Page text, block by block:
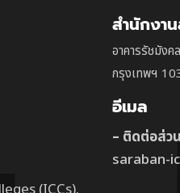
สำนักงา
อาคารรัชมัง
กรุงเทพฯ
อีเมล
– ติดต่อส่ว
saraban-